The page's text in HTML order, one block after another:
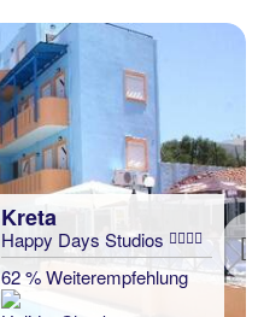
Kreta
Happy Days Studios
62 % Weiterempfehlung